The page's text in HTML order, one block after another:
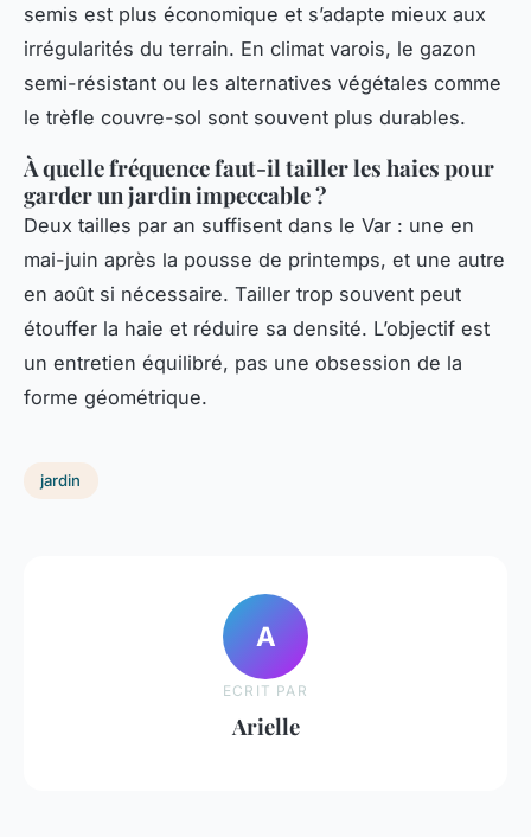
semis est plus économique et s’adapte mieux aux
irrégularités du terrain. En climat varois, le gazon
semi-résistant ou les alternatives végétales comme
le trèfle couvre-sol sont souvent plus durables.
À quelle fréquence faut-il tailler les haies pour
garder un jardin impeccable ?
Deux tailles par an suffisent dans le Var : une en
mai-juin après la pousse de printemps, et une autre
en août si nécessaire. Tailler trop souvent peut
étouffer la haie et réduire sa densité. L’objectif est
un entretien équilibré, pas une obsession de la
forme géométrique.
jardin
A
ECRIT PAR
Arielle